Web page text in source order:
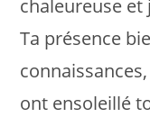
chaleureuse et
Ta présence
ont ensoleillé